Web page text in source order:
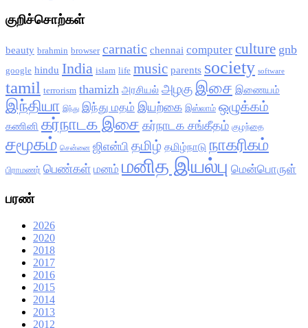
குறிச்சொற்கள்
beauty brahmin browser carnatic chennai computer culture gnb
google hindu India islam life music parents society software
tamil terrorism thamizh அரசியல் அழகுஇசை இணையம்
இந்தியா இந்து இந்து மதம் இயற்கை இஸ்லாம் ஒழுக்கம்
கணினி கர்நாடக இசை கர்நாடக சங்கீதம் குழந்தை
சமூகம் சென்னை ஜிஎன்பி தமிழ் தமிழ்நாடு நாகரிகம்
பிராமணர் பெண்கள் மனம் மனித இயல்பு மென்பொருள்
பரண்
2026
2020
2018
2017
2016
2015
2014
2013
2012